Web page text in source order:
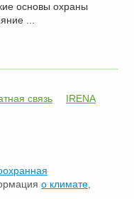
основы охраны
...
связь IRENA
о климате,